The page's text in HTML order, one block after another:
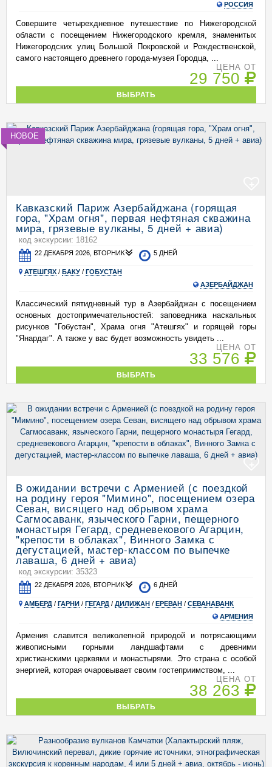
РОССИЯ
Совершите четырехдневное путешествие по Нижегородской
области с посещением Нижегородского кремля, знаменитых
Нижегородских улиц Большой Покровской и Рождественской,
самого настоящего древнего города-музея Городца, ...
ЦЕНА ОТ
29 750
ВЫБРАТЬ
НОВОЕ
Кавказский Париж Азербайджана (горящая
гора, "Храм огня", первая нефтяная скважина
мира, грязевые вулканы, 5 дней + авиа)
код экскурсии: 18162
22 ДЕКАБРЯ 2026, ВТОРНИК 5 ДНЕЙ
АТЕШГЯХ / БАКУ / ГОБУСТАН
АЗЕРБАЙДЖАН
Классический пятидневный тур в Азербайджан с посещением
основных достопримечательностей: заповедника наскальных
рисунков "Гобустан", Храма огня "Атешгях" и горящей горы
"Янардаг". А также у вас будет возможность увидеть ...
ЦЕНА ОТ
33 576
ВЫБРАТЬ
В ожидании встречи с Арменией (с поездкой
на родину героя "Мимино", посещением озера
Севан, висящего над обрывом храма
Сагмосаванк, языческого Гарни, пещерного
монастыря Гегард, средневекового Агарцин,
"крепости в облаках", Винного Замка с
дегустацией, мастер-классом по выпечке
лаваша, 6 дней + авиа)
код экскурсии: 35323
22 ДЕКАБРЯ 2026, ВТОРНИК 6 ДНЕЙ
АМБЕРД / ГАРНИ / ГЕГАРД / ДИЛИЖАН / ЕРЕВАН / СЕВАНАВАНК
АРМЕНИЯ
Армения славится великолепной природой и потрясающими
живописными горными ландшафтами с древними
христианскими церквями и монастырями. Это страна с особой
энергией, которая очаровывает своим гостеприимством, ...
ЦЕНА ОТ
38 263
ВЫБРАТЬ